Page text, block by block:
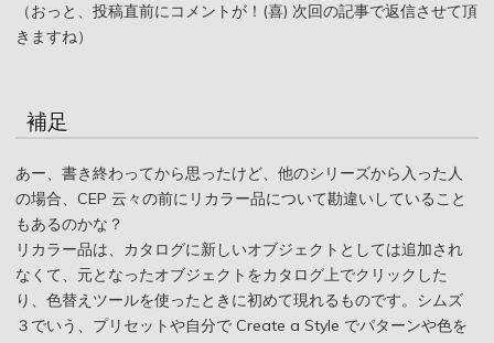
（おっと、投稿直前にコメントが！(喜) 次回の記事で返信させて頂
きますね）
補足
あー、書き終わってから思ったけど、他のシリーズから入った人
の場合、CEP 云々の前にリカラー品について勘違いしていること
もあるのかな？
リカラー品は、カタログに新しいオブジェクトとしては追加され
なくて、元となったオブジェクトをカタログ上でクリックした
り、色替えツールを使ったときに初めて現れるものです。シムズ
３でいう、プリセットや自分で Create a Style でパターンや色を